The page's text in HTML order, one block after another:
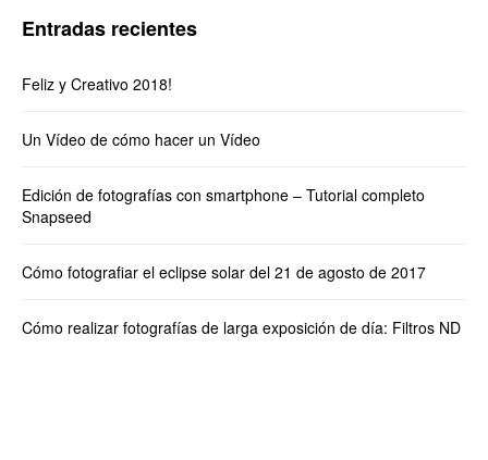
Entradas recientes
Feliz y Creativo 2018!
Un Vídeo de cómo hacer un Vídeo
Edición de fotografías con smartphone – Tutorial completo
Snapseed
Cómo fotografiar el eclipse solar del 21 de agosto de 2017
Cómo realizar fotografías de larga exposición de día: Filtros ND